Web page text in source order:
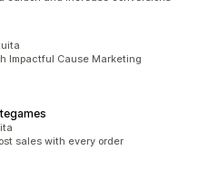
Impactful Cause Marketing
sales with every order